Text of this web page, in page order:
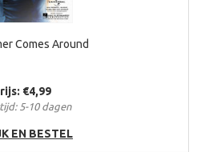
Comes Around
€4,99
5-10 dagen
EN BESTEL